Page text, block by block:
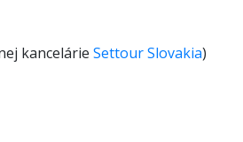
kancelárie Settour Slovakia)